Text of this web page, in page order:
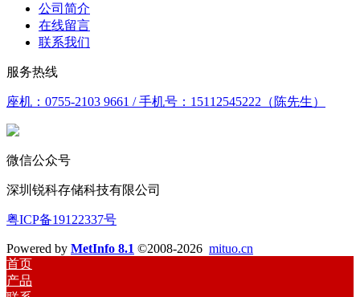
公司简介
在线留言
联系我们
服务热线
座机：0755-2103 9661 / 手机号：15112545222（陈先生）
微信公众号
深圳锐科存储科技有限公司
粤ICP备19122337号
Powered by MetInfo 8.1 ©2008-2026 mituo.cn
首页
产品